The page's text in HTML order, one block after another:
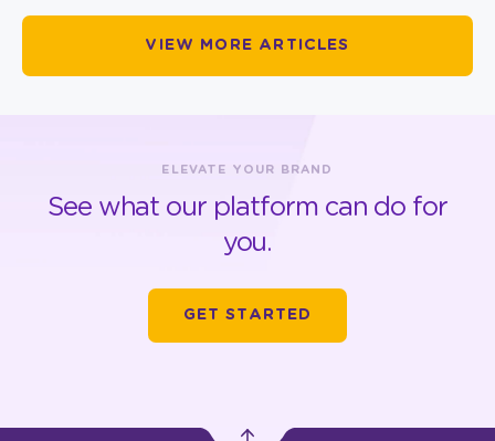
VIEW MORE ARTICLES
ELEVATE YOUR BRAND
See what our platform can do for
you.
GET STARTED